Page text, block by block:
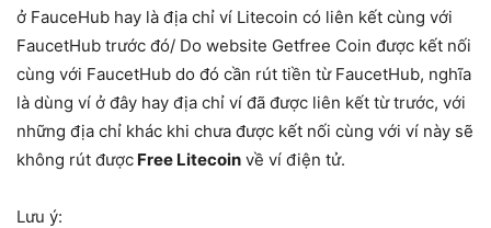
ở FauceHub hay là địa chỉ ví Litecoin có liên kết cùng với
FaucetHub trước đó/ Do website Getfree Coin được kết nối
cùng với FaucetHub do đó cần rút tiền từ FaucetHub, nghĩa
là dùng ví ở đây hay địa chỉ ví đã được liên kết từ trước, với
những địa chỉ khác khi chưa được kết nối cùng với ví này sẽ
không rút được Free Litecoin về ví điện tử.
Lưu ý: